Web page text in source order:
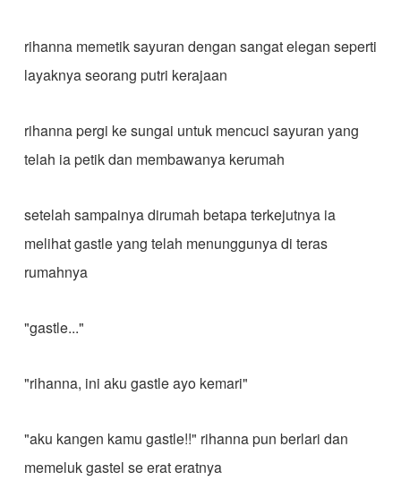
rihanna memetik sayuran dengan sangat elegan seperti
layaknya seorang putri kerajaan
rihanna pergi ke sungai untuk mencuci sayuran yang
telah ia petik dan membawanya kerumah
setelah sampainya dirumah betapa terkejutnya ia
melihat gastle yang telah menunggunya di teras
rumahnya
"gastle..."
"rihanna, ini aku gastle ayo kemari"
"aku kangen kamu gastle!!" rihanna pun berlari dan
memeluk gastel se erat eratnya